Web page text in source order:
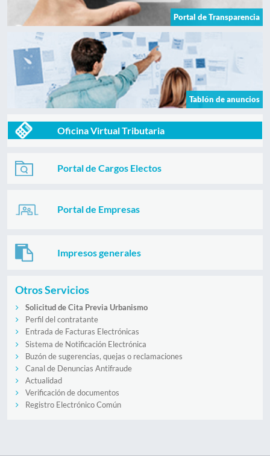
Portal de Transparencia
Tablón de anuncios
Oficina Virtual Tributaria
Portal de Cargos Electos
Portal de Empresas
Impresos generales
Otros Servicios
Solicitud de Cita Previa Urbanismo
Perfil del contratante
Entrada de Facturas Electrónicas
Sistema de Notificación Electrónica
Buzón de sugerencias, quejas o reclamaciones
Canal de Denuncias Antifraude
Actualidad
Verificación de documentos
Registro Electrónico Común